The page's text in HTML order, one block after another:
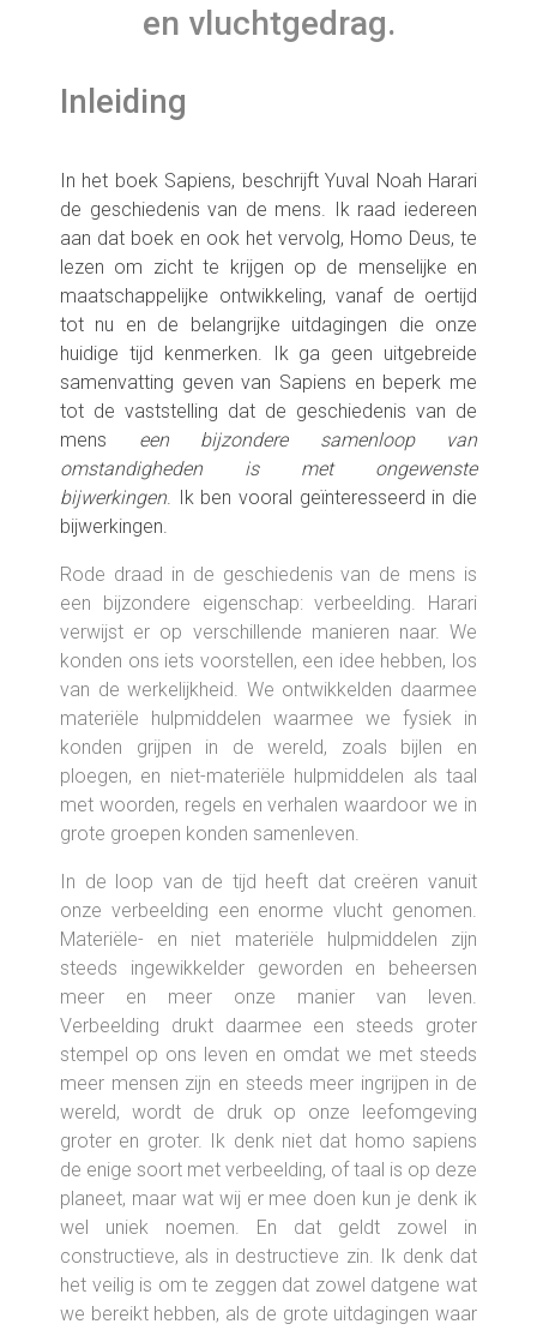
en vluchtgedrag.
Inleiding
In het boek Sapiens, beschrijft Yuval Noah Harari
de geschiedenis van de mens. Ik raad iedereen
aan dat boek en ook het vervolg, Homo Deus, te
lezen om zicht te krijgen op de menselijke en
maatschappelijke ontwikkeling, vanaf de oertijd
tot nu en de belangrijke uitdagingen die onze
huidige tijd kenmerken. Ik ga geen uitgebreide
samenvatting geven van Sapiens en beperk me
tot de vaststelling dat de geschiedenis van de
mens een bijzondere samenloop van
omstandigheden is met ongewenste
bijwerkingen. Ik ben vooral geïnteresseerd in die
bijwerkingen.
Rode draad in de geschiedenis van de mens is
een bijzondere eigenschap: verbeelding. Harari
verwijst er op verschillende manieren naar. We
konden ons iets voorstellen, een idee hebben, los
van de werkelijkheid. We ontwikkelden daarmee
materiële hulpmiddelen waarmee we fysiek in
konden grijpen in de wereld, zoals bijlen en
ploegen, en niet-materiële hulpmiddelen als taal
met woorden, regels en verhalen waardoor we in
grote groepen konden samenleven.
In de loop van de tijd heeft dat creëren vanuit
onze verbeelding een enorme vlucht genomen.
Materiële- en niet materiële hulpmiddelen zijn
steeds ingewikkelder geworden en beheersen
meer en meer onze manier van leven.
Verbeelding drukt daarmee een steeds groter
stempel op ons leven en omdat we met steeds
meer mensen zijn en steeds meer ingrijpen in de
wereld, wordt de druk op onze leefomgeving
groter en groter. Ik denk niet dat homo sapiens
de enige soort met verbeelding, of taal is op deze
planeet, maar wat wij er mee doen kun je denk ik
wel uniek noemen. En dat geldt zowel in
constructieve, als in destructieve zin. Ik denk dat
het veilig is om te zeggen dat zowel datgene wat
we bereikt hebben, als de grote uitdagingen waar